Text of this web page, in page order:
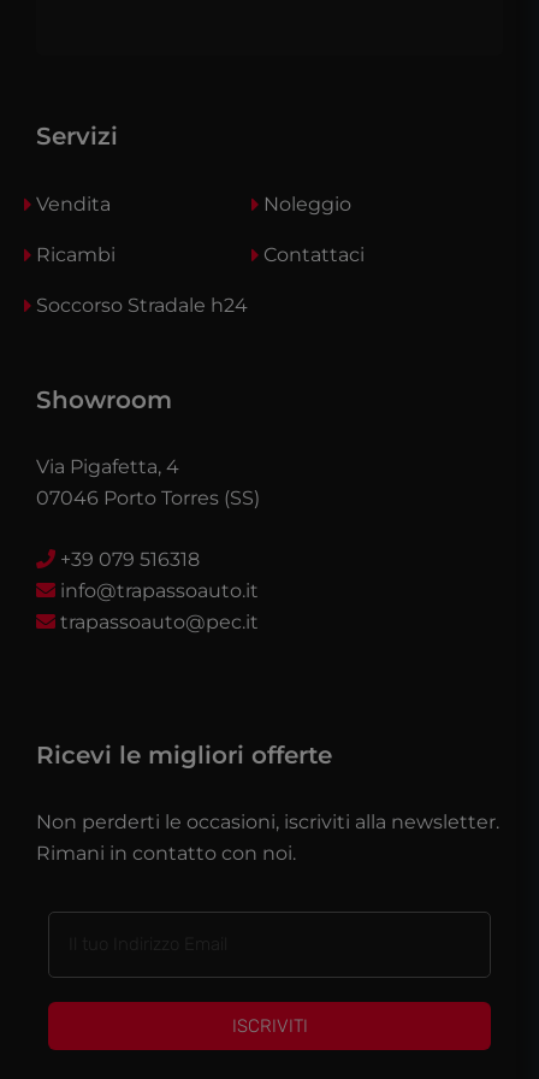
Servizi
Vendita Noleggio
Ricambi Contattaci
Soccorso Stradale h24
Showroom
Via Pigafetta, 4
07046 Porto Torres (SS)
+39 079 516318
info@trapassoauto.it
trapassoauto@pec.it
Ricevi le migliori offerte
Non perderti le occasioni, iscriviti alla newsletter.
Rimani in contatto con noi.
ISCRIVITI